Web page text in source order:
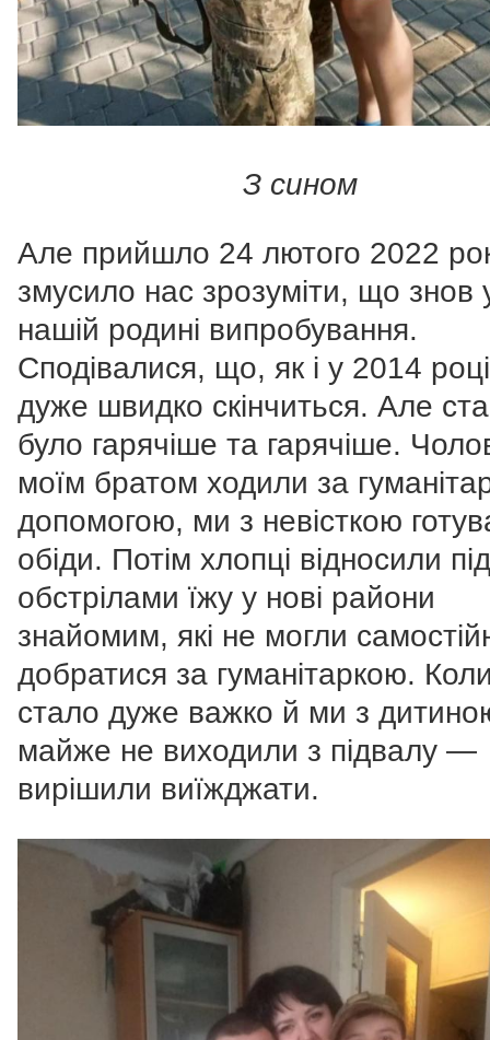
З сином
Але прийшло 24 лютого 2022
змусило нас зрозуміти, що знов
нашій родині випробування.
Сподівалися, що, як і у 2014
дуже швидко скінчиться. Але
було гарячіше та гарячіше.
моїм братом ходили за
допомогою, ми з невісткою
обіди. Потім хлопці відносили під
обстрілами їжу у нові райони
знайомим, які не могли
добратися за гуманітаркою.
стало дуже важко й ми з
майже не виходили з підвалу —
вирішили виїжджати.